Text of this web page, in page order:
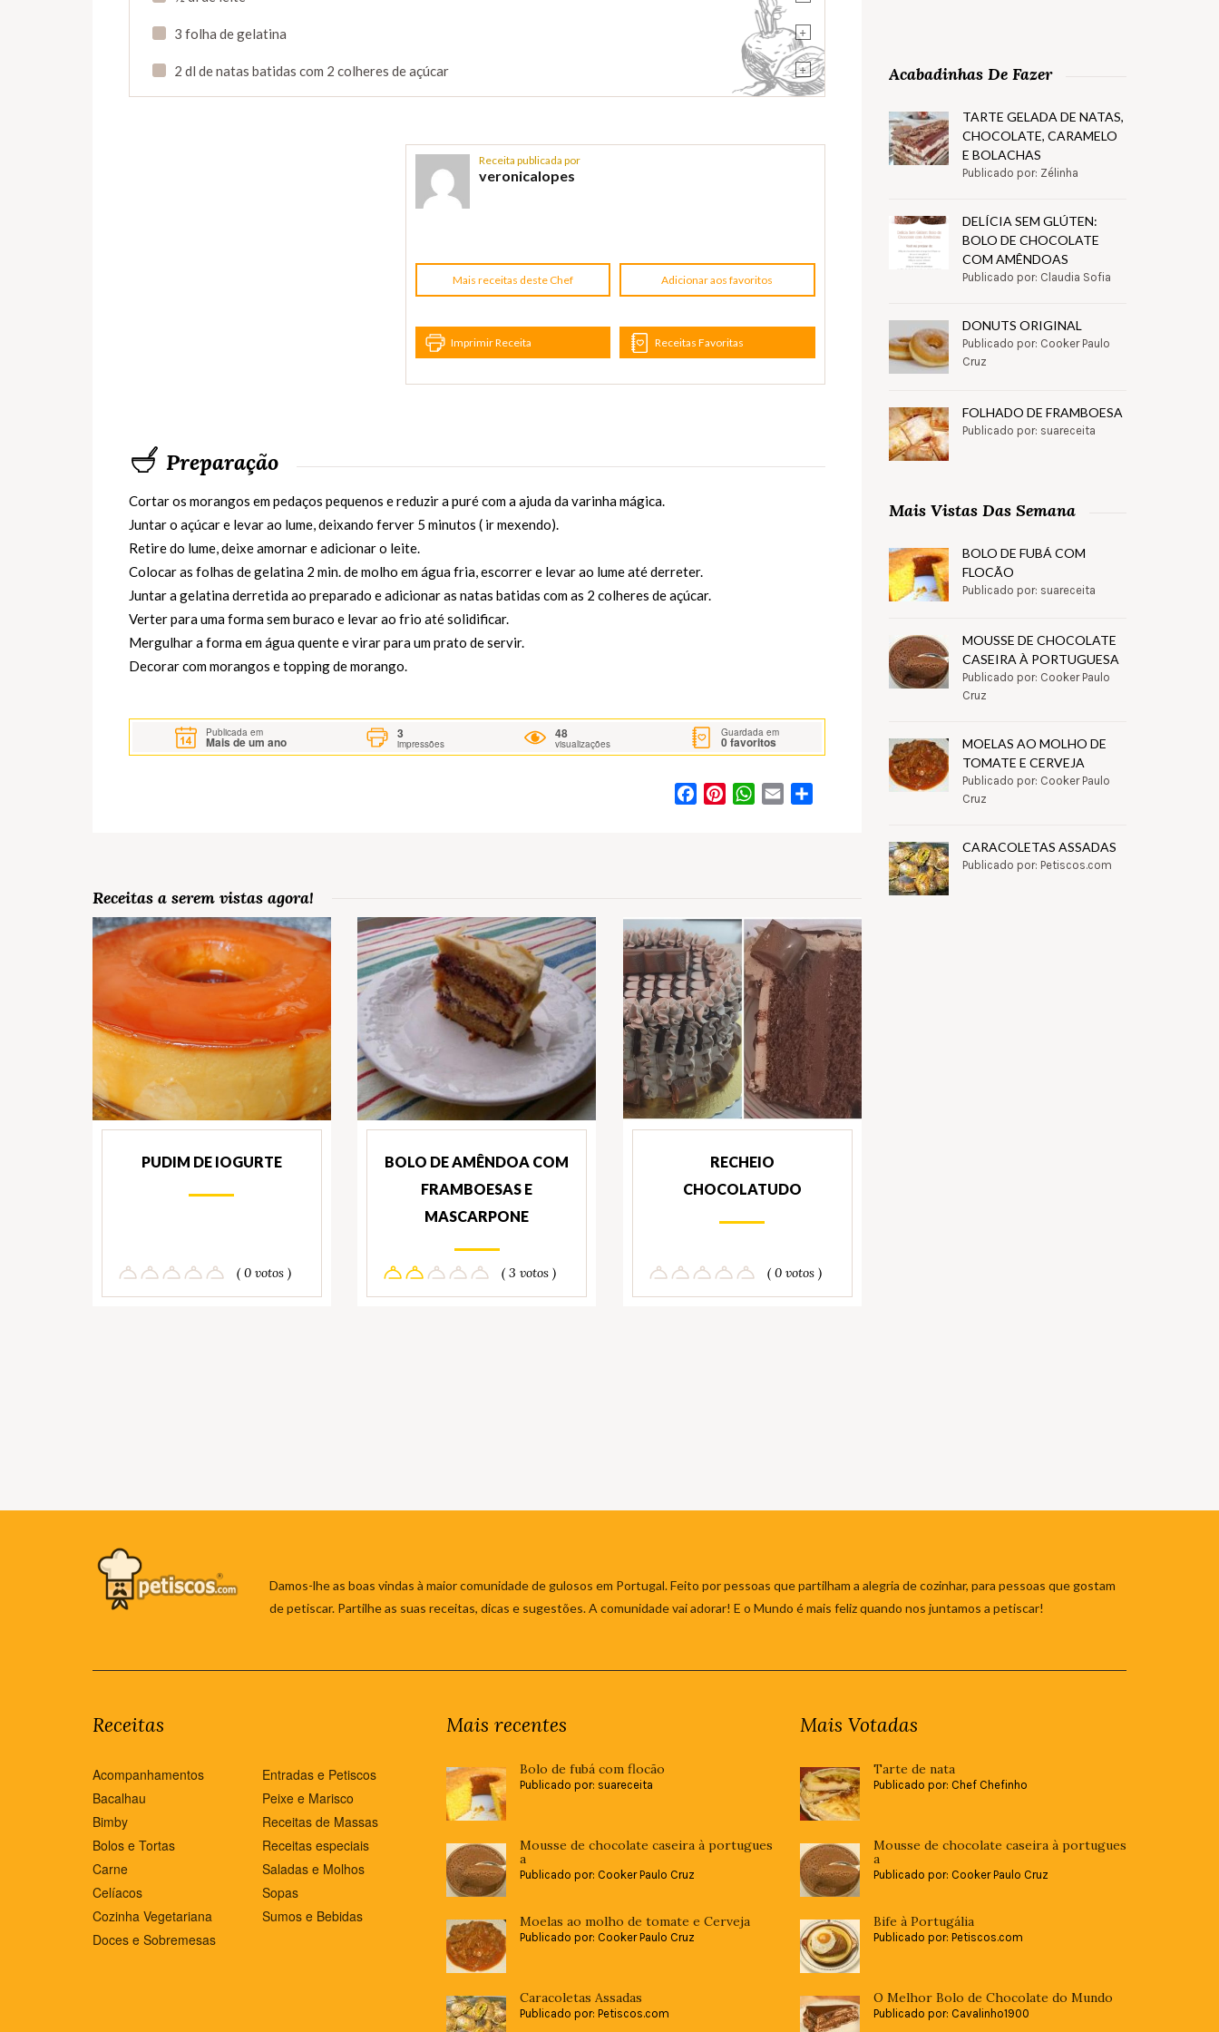
+
3 folha de gelatina
+
2 dl de natas batidas com 2 colheres de açúcar
Receita publicada por
veronicalopes
Mais receitas deste Chef Adicionar aos favoritos
Imprimir Receita Receitas Favoritas
Preparação
Cortar os morangos em pedaços pequenos e reduzir a puré com a ajuda da varinha mágica.
Juntar o açúcar e levar ao lume, deixando ferver 5 minutos ( ir mexendo).
Retire do lume, deixe amornar e adicionar o leite.
Colocar as folhas de gelatina 2 min. de molho em água fria, escorrer e levar ao lume até derreter.
Juntar a gelatina derretida ao preparado e adicionar as natas batidas com as 2 colheres de açúcar.
Verter para uma forma sem buraco e levar ao frio até solidificar.
Mergulhar a forma em água quente e virar para um prato de servir.
Decorar com morangos e topping de morango.
Publicada em
Mais de um ano
3
impressões
48
visualizações
Guardada em
0favoritos
FacebookPinterestWhatsApp
Email
Receitas a serem vistas agora!
PUDIM DE IOGURTE
( 0 votos )
BOLO DE AMÊNDOA COM
FRAMBOESAS E
MASCARPONE
( 3 votos )
RECHEIO
CHOCOLATUDO
( 0 votos )
Acabadinhas De Fazer
TARTE GELADA DE NATAS,
CHOCOLATE, CARAMELO
E BOLACHAS
Publicado por: Zélinha
DELÍCIA SEM GLÚTEN:
BOLO DE CHOCOLATE
COM AMÊNDOAS
Publicado por: Claudia Sofia
DONUTS ORIGINAL
Publicado por: Cooker Paulo
Cruz
FOLHADO DE FRAMBOESA
Publicado por: suareceita
Mais Vistas Das Semana
BOLO DE FUBÁ COM
FLOCÃO
Publicado por: suareceita
MOUSSE DE CHOCOLATE
CASEIRA À PORTUGUESA
Publicado por: Cooker Paulo
Cruz
MOELAS AO MOLHO DE
TOMATE E CERVEJA
Publicado por: Cooker Paulo
Cruz
CARACOLETAS ASSADAS
Publicado por: Petiscos.com
Damos-lhe as boas vindas à maior comunidade de gulosos em Portugal. Feito por pessoas que partilham a alegria de cozinhar, para pessoas que gostam
de petiscar. Partilhe as suas receitas, dicas e sugestões. A comunidade vai adorar! E o Mundo é mais feliz quando nos juntamos a petiscar!
Receitas
Acompanhamentos
Bacalhau
Bimby
Bolos e Tortas
Carne
Celíacos
Cozinha Vegetariana
Doces e Sobremesas
Entradas e Petiscos
Peixe e Marisco
Receitas de Massas
Receitas especiais
Saladas e Molhos
Sopas
Sumos e Bebidas
Mais recentes
Bolo de fubá com flocão
Publicado por: suareceita
Mousse de chocolate caseira à portugues
a
Publicado por: Cooker Paulo Cruz
Moelas ao molho de tomate e Cerveja
Publicado por: Cooker Paulo Cruz
Caracoletas Assadas
Publicado por: Petiscos.com
Mais Votadas
Tarte de nata
Publicado por: Chef Chefinho
Mousse de chocolate caseira à portugues
a
Publicado por: Cooker Paulo Cruz
Bife à Portugália
Publicado por: Petiscos.com
O Melhor Bolo de Chocolate do Mundo
Publicado por: Cavalinho1900